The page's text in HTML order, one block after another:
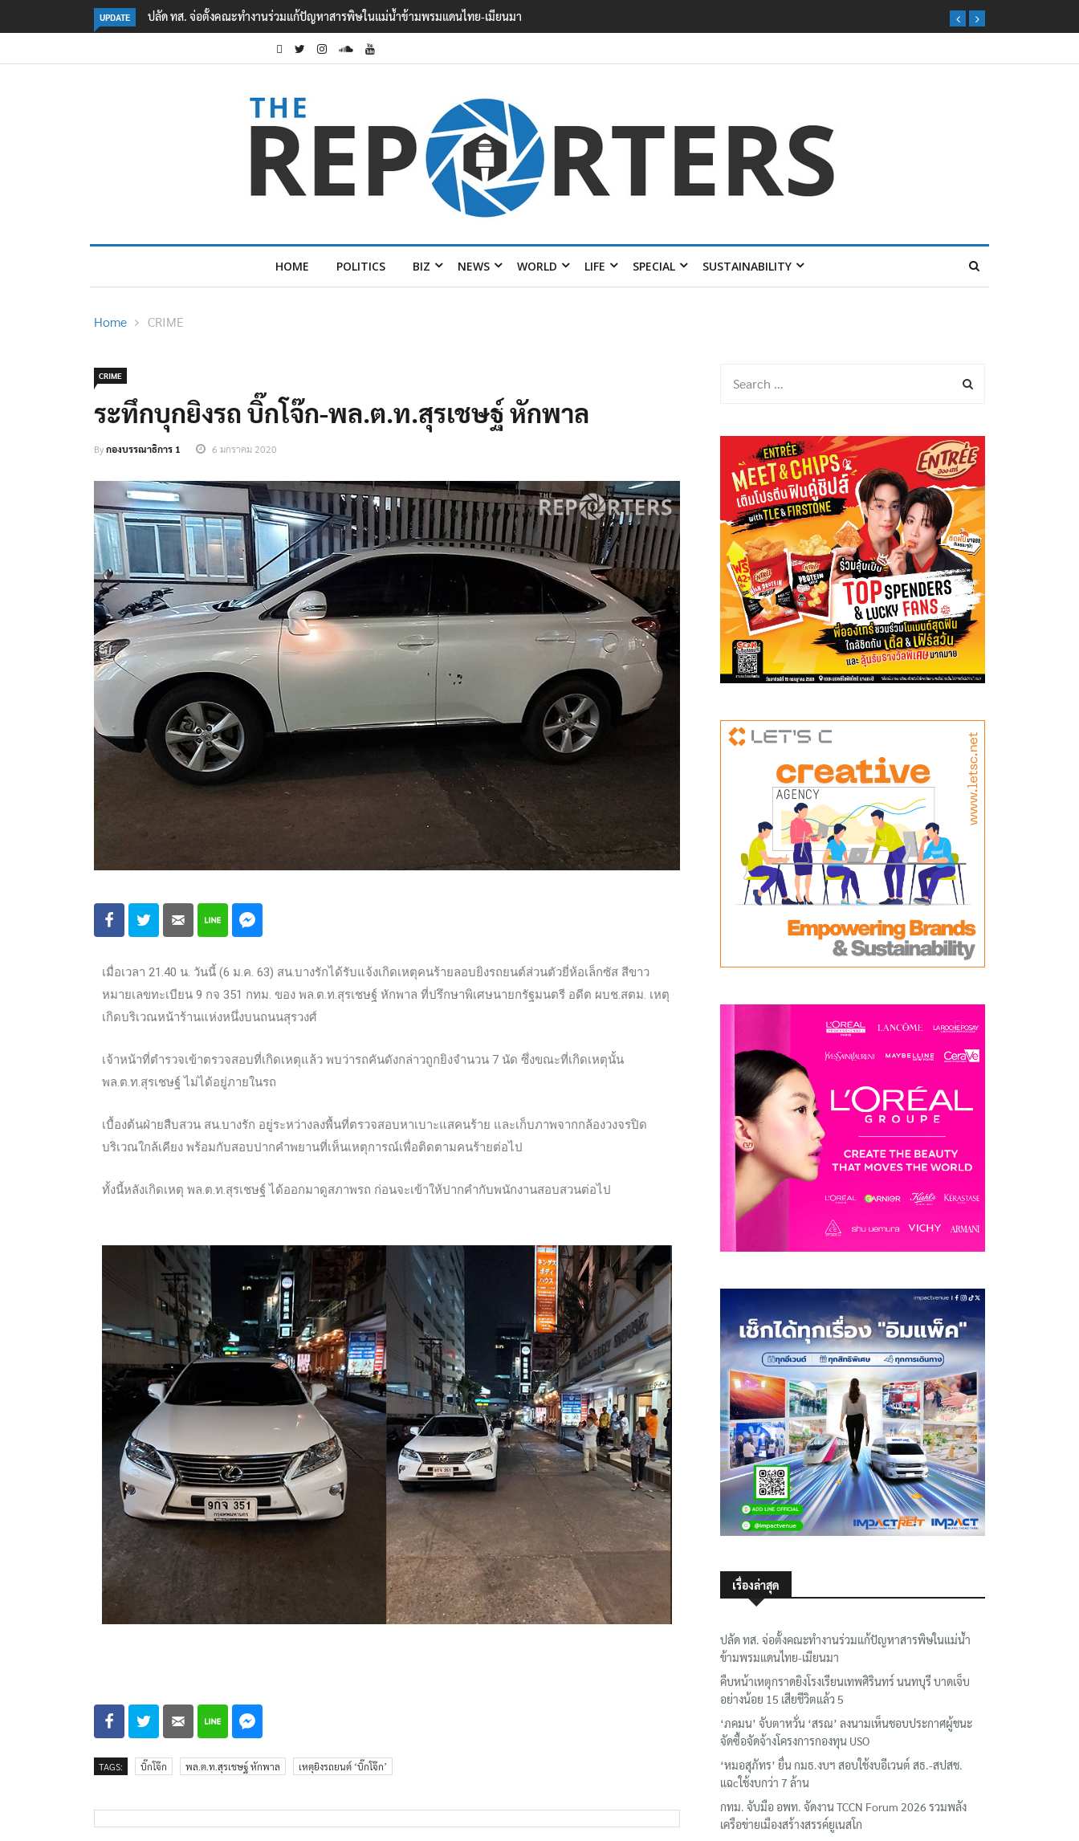
UPDATE คืบหน้าเหตุกราดยิงโรงเรียนเทพศิรินทร์ นนทบุรี บาดเจ็บอย่างน้อย 15 เสียชีวิตแล้ว 5
HOME POLITICS BIZ NEWS WORLD LIFE SPECIAL SUSTAINABILITY
Home CRIME
CRIME
ระทึกบุกยิงรถ บิ๊กโจ๊ก-พล.ต.ท.สุรเชษฐ์ หักพาล
Byกองบรรณาธิการ 1 6 มกราคม 2020
เมื่อเวลา 21.40 น. วันนี้ (6 ม.ค. 63) สน.บางรักได้รับแจ้งเกิดเหตุคนร้ายลอบยิงรถยนต์ส่วนตัวยี่ห้อเล็กซัส สีขาว
หมายเลขทะเบียน 9 กจ 351 กทม. ของ พล.ต.ท.สุรเชษฐ์ หักพาล ที่ปรึกษาพิเศษนายกรัฐมนตรี อดีต ผบช.สตม. เหตุ
เกิดบริเวณหน้าร้านแห่งหนึ่งบนถนนสุรวงศ์
เจ้าหน้าที่ตำรวจเข้าตรวจสอบที่เกิดเหตุแล้ว พบว่ารถคันดังกล่าวถูกยิงจำนวน 7 นัด ซึ่งขณะที่เกิดเหตุนั้น
พล.ต.ท.สุรเชษฐ์ ไม่ได้อยู่ภายในรถ
เบื้องต้นฝ่ายสืบสวน สน.บางรัก อยู่ระหว่างลงพื้นที่ตรวจสอบหาเบาะแสคนร้าย และเก็บภาพจากกล้องวงจรปิด
บริเวณใกล้เคียง พร้อมกับสอบปากคำพยานที่เห็นเหตุการณ์เพื่อติดตามคนร้ายต่อไป
ทั้งนี้หลังเกิดเหตุ พล.ต.ท.สุรเชษฐ์ ได้ออกมาดูสภาพรถ ก่อนจะเข้าให้ปากคำกับพนักงานสอบสวนต่อไป
TAGS: บิ๊กโจ๊ก พล.ต.ท.สุรเชษฐ์ หักพาล เหตุยิงรถยนต์ ‘บิ๊กโจ๊ก’
เรื่องล่าสุด
ปลัด ทส. จ่อตั้งคณะทำงานร่วมแก้ปัญหาสารพิษในแม่น้ำ
ข้ามพรมแดนไทย-เมียนมา
คืบหน้าเหตุกราดยิงโรงเรียนเทพศิรินทร์ นนทบุรี บาดเจ็บ
อย่างน้อย 15 เสียชีวิตแล้ว 5
‘ภคมน’ จับตาหวั่น ‘สรณ’ ลงนามเห็นชอบประกาศผู้ชนะ
จัดซื้อจัดจ้างโครงการกองทุน USO
‘หมอสุภัทร’ ยื่น กมธ.งบฯ สอบใช้งบอีเวนต์ สธ.-สปสช.
แฉcใช้งบกว่า 7 ล้าน
กทม. จับมือ อพท. จัดงาน TCCN Forum 2026 รวมพลัง
เครือข่ายเมืองสร้างสรรค์ยูเนสโก